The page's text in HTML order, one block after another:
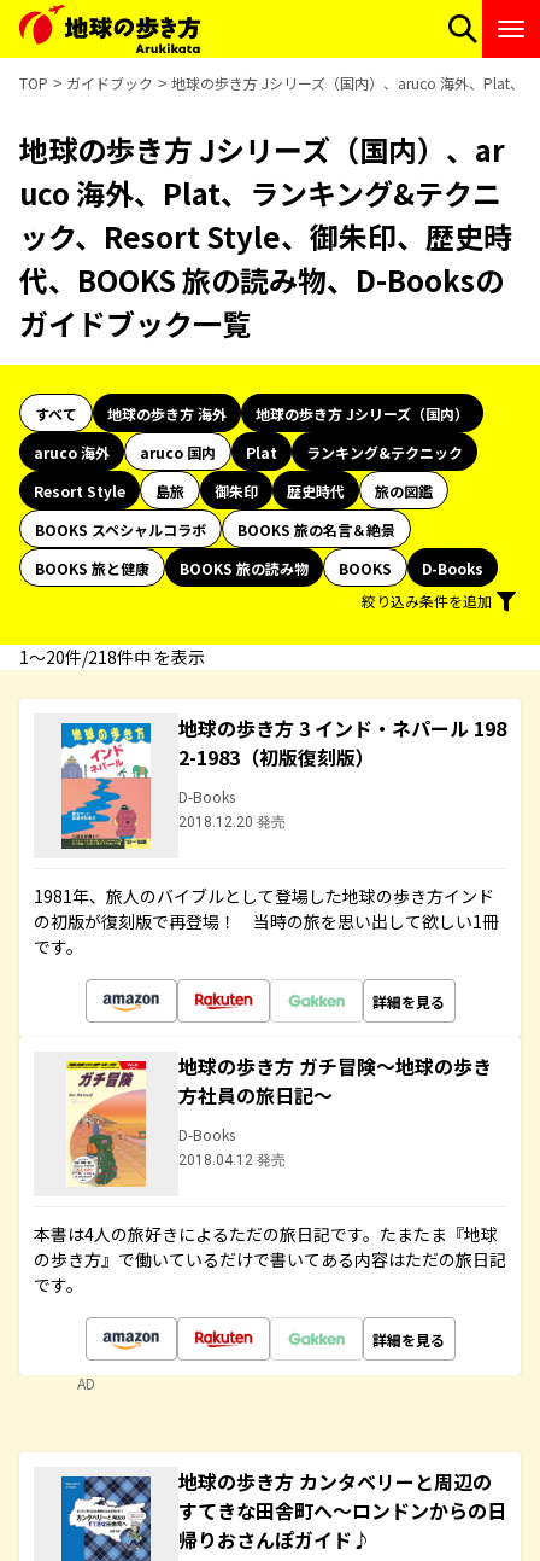
TOP ガイドブック 地球の歩き方 Jシリーズ（国内）、aruco 海外、Plat、
地球の歩き方 Jシリーズ（国内）、ar
uco 海外、Plat、ランキング&テクニ
ック、Resort Style、御朱印、歴史時
代、BOOKS 旅の読み物、D-Booksの
ガイドブック一覧
すべて 地球の歩き方 海外
地球の歩き方 Jシリーズ（国内）
aruco 海外
aruco 国内 Plat
ランキング&テクニック
Resort Style
島旅 御朱印 歴史時代
旅の図鑑
BOOKS スペシャルコラボ
BOOKS 旅の名言＆絶景
BOOKS 旅と健康
BOOKS 旅の読み物 BOOKS
D-Books
絞り込み条件を追加
1〜20件/218件中 を表示
地球の歩き方 3 インド・ネパール 198
2-1983（初版復刻版）
D-Books
2018.12.20 発売
1981年、旅人のバイブルとして登場した地球の歩き方インド
の初版が復刻版で再登場！ 当時の旅を思い出して欲しい1冊
です。
詳細を見る
地球の歩き方 ガチ冒険～地球の歩き
方社員の旅日記～
D-Books
2018.04.12 発売
本書は4人の旅好きによるただの旅日記です。たまたま『地球
の歩き方』で働いているだけで書いてある内容はただの旅日記
です。
詳細を見る
AD
地球の歩き方 カンタベリーと周辺の
すてきな田舎町へ～ロンドンからの日
帰りおさんぽガイド♪